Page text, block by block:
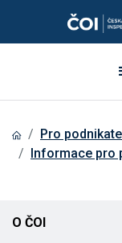
Pro
Informace pro
O ČOI